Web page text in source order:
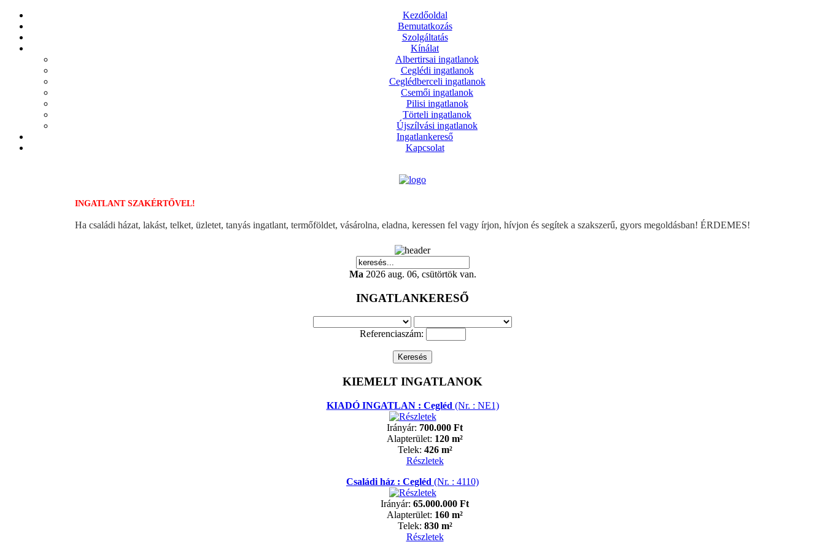
Kezdőoldal
Bemutatkozás
Szolgáltatás
Kínálat
Albertirsai ingatlanok
Ceglédi ingatlanok
Ceglédberceli ingatlanok
Csemői ingatlanok
Pilisi ingatlanok
Törteli ingatlanok
Újszílvási ingatlanok
Ingatlankereső
Kapcsolat
INGATLANT SZAKÉRTŐVEL!
Ha családi házat, lakást, telket, üzletet, tanyás ingatlant, termőföldet, vásárolna, eladna, keressen fel vagy írjon, hívjon és segítek a szakszerű, gyors megoldásban! ÉRDEMES!
Ma 2026 aug. 06, csütörtök van.
INGATLANKERESŐ
Referenciaszám:
KIEMELT INGATLANOK
KIADÓ INGATLAN : Cegléd (Nr. : NE1)
Irányár: 700.000 Ft
Alapterület: 120 m²
Telek: 426 m²
Részletek
Családi ház : Cegléd (Nr. : 4110)
Irányár: 65.000.000 Ft
Alapterület: 160 m²
Telek: 830 m²
Részletek